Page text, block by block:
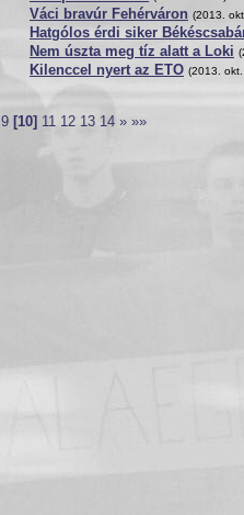
Váci bravúr Fehérváron (2013.
Hatgólos érdi siker
Nem úszta meg tíz alatt a Loki
Kilenccel nyert az ETO (2013.
9[10] 11 12 13 14 » »»